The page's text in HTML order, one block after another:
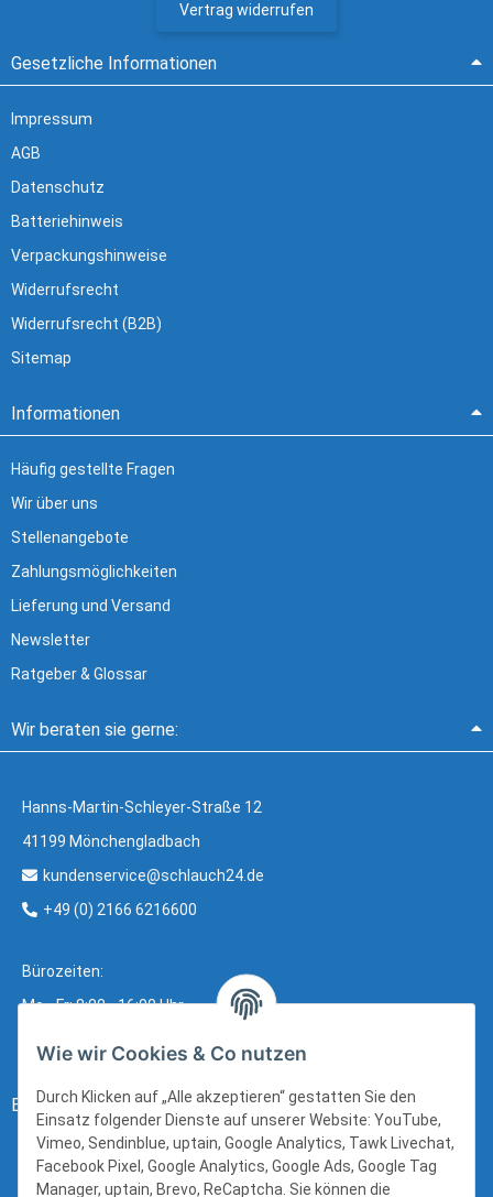
Vertrag widerrufen
Gesetzliche Informationen
Impressum
AGB
Datenschutz
Batteriehinweis
Verpackungshinweise
Widerrufsrecht
Widerrufsrecht (B2B)
Sitemap
Informationen
Häufig gestellte Fragen
Wir über uns
Stellenangebote
Zahlungsmöglichkeiten
Lieferung und Versand
Newsletter
Ratgeber & Glossar
Wir beraten sie gerne:
Hanns-Martin-Schleyer-Straße 12
41199 Mönchengladbach
kundenservice@schlauch24.de
+49 (0) 2166 6216600
Bürozeiten:
Mo - Fr: 8:00 - 16:00 Uhr
Bezahlung:
Wie wir Cookies & Co nutzen
Durch Klicken auf „Alle akzeptieren“ gestatten Sie den
Einsatz folgender Dienste auf unserer Website: YouTube,
Vimeo, Sendinblue, uptain, Google Analytics, Tawk Livechat,
Facebook Pixel, Google Analytics, Google Ads, Google Tag
Manager, uptain, Brevo, ReCaptcha. Sie können die